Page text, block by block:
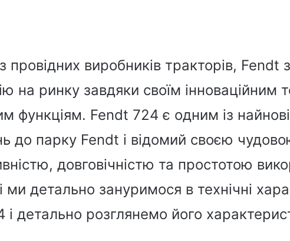
провідних виробників тракторів, Fendt
на ринку завдяки своїм інноваційним
функціям. Fendt 724 є одним із
до парку Fendt і відомий своєю
довговічністю та простотою
ми детально зануримося в технічні
і детально розглянемо його